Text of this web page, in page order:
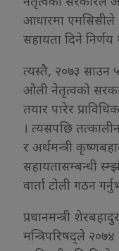
आधारमा एमसिसीले
सहायता दिने निर्णय
त्यस्तै, २०७३ साउन ५
ओली नेतृत्वको
तयार पारेर
। त्यसपछि तत्कालीन
र अर्थमन्त्री
सहायतासम्बन्धी
वार्ता टोली गठन
प्रधानमन्त्री
मन्त्रिपरिषद्ले